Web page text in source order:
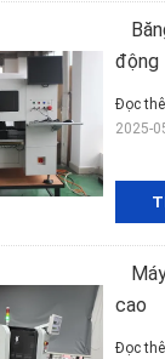
động
Đọc
2025-
cao
Đọc